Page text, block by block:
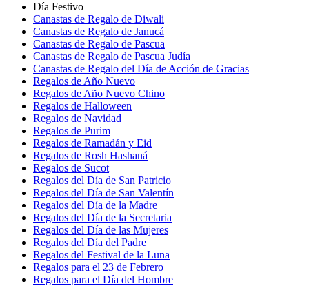
Día Festivo
Canastas de Regalo de Diwali
Canastas de Regalo de Janucá
Canastas de Regalo de Pascua
Canastas de Regalo de Pascua Judía
Canastas de Regalo del Día de Acción de Gracias
Regalos de Año Nuevo
Regalos de Año Nuevo Chino
Regalos de Halloween
Regalos de Navidad
Regalos de Purim
Regalos de Ramadán y Eid
Regalos de Rosh Hashaná
Regalos de Sucot
Regalos del Día de San Patricio
Regalos del Día de San Valentín
Regalos del Día de la Madre
Regalos del Día de la Secretaria
Regalos del Día de las Mujeres
Regalos del Día del Padre
Regalos del Festival de la Luna
Regalos para el 23 de Febrero
Regalos para el Día del Hombre